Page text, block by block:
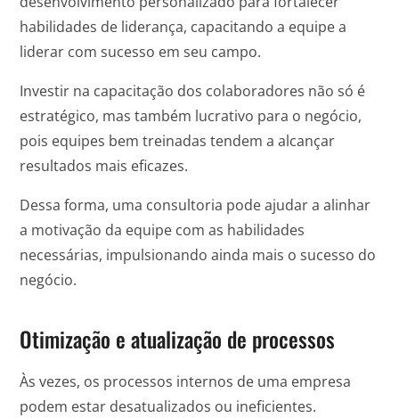
habilidades de liderança, capacitando a equipe a
liderar com sucesso em seu campo.
Investir na capacitação dos colaboradores não só é
estratégico, mas também lucrativo para o negócio,
pois equipes bem treinadas tendem a alcançar
resultados mais eficazes.
Dessa forma, uma consultoria pode ajudar a alinhar
a motivação da equipe com as habilidades
necessárias, impulsionando ainda mais o sucesso do
negócio.
Otimização e atualização de processos
Às vezes, os processos internos de uma empresa
podem estar desatualizados ou ineficientes.